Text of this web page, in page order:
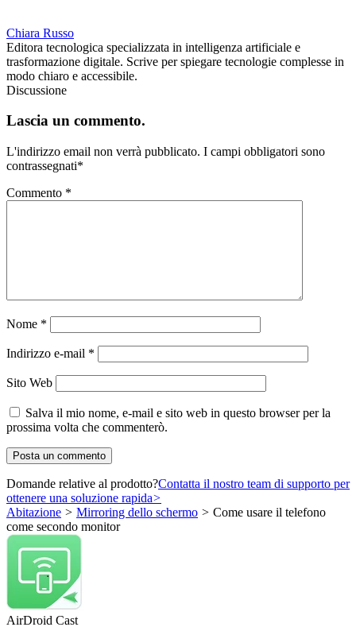
Chiara Russo
Editora tecnologica specializzata in intelligenza artificiale e
trasformazione digitale. Scrive per spiegare tecnologie complesse in
modo chiaro e accessibile.
Discussione
Lascia un commento.
L'indirizzo email non verrà pubblicato. I campi obbligatori sono
contrassegnati*
Commento *
Nome *
Indirizzo e-mail *
Sito Web
Salva il mio nome, e-mail e sito web in questo browser per la
prossima volta che commenterò.
Domande relative al prodotto?Contatta il nostro team di supporto per
ottenere una soluzione rapida>
Abitazione > Mirroring dello schermo > Come usare il telefono
come secondo monitor
AirDroid Cast